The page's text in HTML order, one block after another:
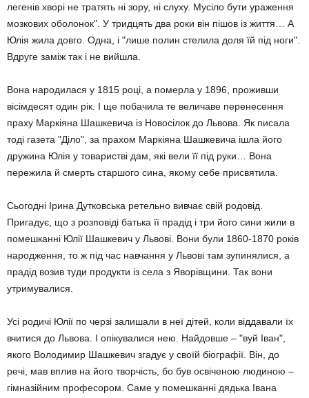
легенів хворі не тратять ні зору, ні слуху. Мусіло бути ураження
мозкових оболонок". У тридцять два роки він пішов із життя… А
Юлія жила довго. Одна, і "лише полин стелила доля їй під ноги".
Вдруге заміж так і не вийшла.
Вона народилася у 1815 році, а померла у 1896, проживши
вісімдесят один рік. І ще побачила те величаве перенесення
праху Маркіяна Шашкевича із Новосілок до Львова. Як писала
тоді газета "Діло", за прахом Маркіяна Шашкевича ішла його
дружина Юлія у товаристві дам, які вели її під руки… Вона
пережила й смерть старшого сина, якому себе присвятила.
Сьогодні Ірина Дутковська ретельно вивчає свій родовід.
Пригадує, що з розповіді батька її прадід і три його сини жили в
помешканні Юлії Шашкевич у Львові. Вони були 1860-1870 років
народження, то ж під час навчання у Львові там зупинялися, а
прадід возив туди продукти із села з Яворівщини. Так вони
утримувалися.
Усі родичі Юлії по черзі залишали в неї дітей, коли віддавали їх
вчитися до Львова. І опікувалися нею. Найдовше – "вуй Іван",
якого Володимир Шашкевич згадує у своїй біографії. Він, до
речі, мав вплив на його творчість, бо був освіченою людиною –
гімназійним професором. Саме у помешканні дядька Івана